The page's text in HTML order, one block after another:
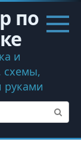
по
и
схемы,
руками